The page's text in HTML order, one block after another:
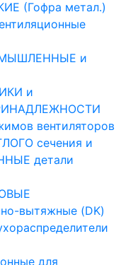
(Гофра метал.)
и
и
вентиляторов
сечения и
детали
вытяжные (DK)
для